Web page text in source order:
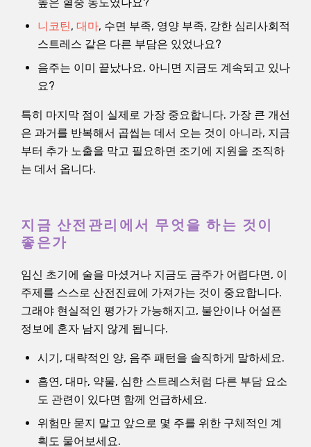
니코틴, 대마, 수면 부족, 영양 부족, 강한 심리사회적
스트레스 같은 다른 부담은 있었나요?
음주는 이미 끝났나요, 아니면 지금도 계속되고 있나
요?
특히 마지막 점이 실제로 가장 중요합니다. 가장 큰 개선
은 과거를 반복해서 곱씹는 데서 오는 것이 아니라, 지금
부터 추가 노출을 막고 필요하면 조기에 지원을 조직하
는 데서 옵니다.
지금 산전관리에서 무엇을 하는 것이
좋은가
임신 초기에 술을 마셨거나 지금도 금주가 어렵다면, 이
주제를 스스로 산전진료에 가져가는 것이 중요합니다.
그래야 현실적인 평가가 가능해지고, 불안이나 어설픈
정보에 혼자 남지 않게 됩니다.
시기, 대략적인 양, 음주 패턴을 솔직하게 말하세요.
흡연, 대마, 약물, 심한 스트레스처럼 다른 부담 요소
도 관련이 있다면 함께 언급하세요.
위험만 묻지 말고 앞으로 몇 주를 위한 구체적인 계
획도 물어보세요.